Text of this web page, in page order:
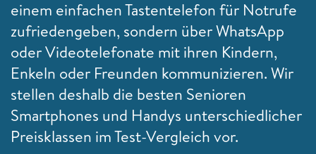
einem einfachen Tastentelefon für Notrufe
zufriedengeben, sondern über WhatsApp
oder Videotelefonate mit ihren Kindern,
Enkeln oder Freunden kommunizieren. Wir
stellen deshalb die besten Senioren
Smartphones und Handys unterschiedlicher
Preisklassen im Test-Vergleich vor.